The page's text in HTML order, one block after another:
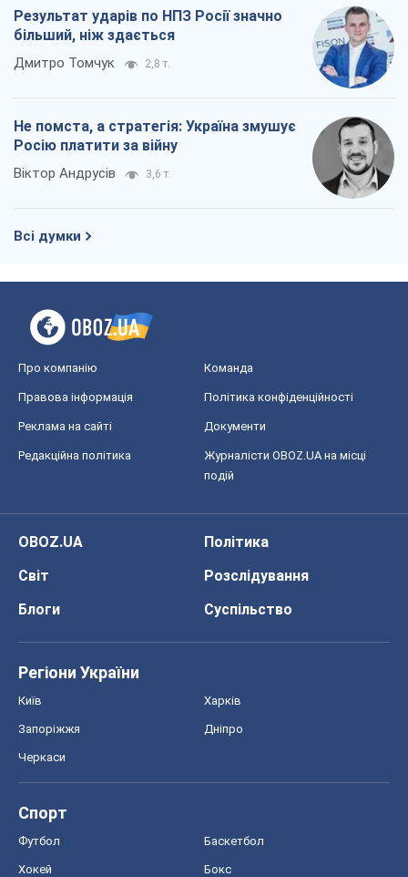
Результат ударів по НПЗ Росії значно
більший, ніж здається
Дмитро Томчук 2,8 т.
Не помста, а стратегія: Україна змушує
Росію платити за війну
Віктор Андрусів 3,6 т.
Всі думки
Про компанію Команда
Правова інформація Політика конфіденційності
Реклама на сайті Документи
Редакційна політика
Журналісти OBOZ.UA на місці
подій
OBOZ.UA
Політика
Світ
Розслідування
Блоги
Суспільство
Регіони України
Київ Харків
Запоріжжя Дніпро
Черкаси
Спорт
Футбол Баскетбол
Хокей Бокс